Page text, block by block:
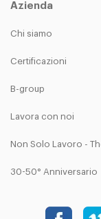
Azienda
Chi siamo
Certificazioni
B-group
Lavora con noi
Non Solo Lavoro -
30-50° Anniversario